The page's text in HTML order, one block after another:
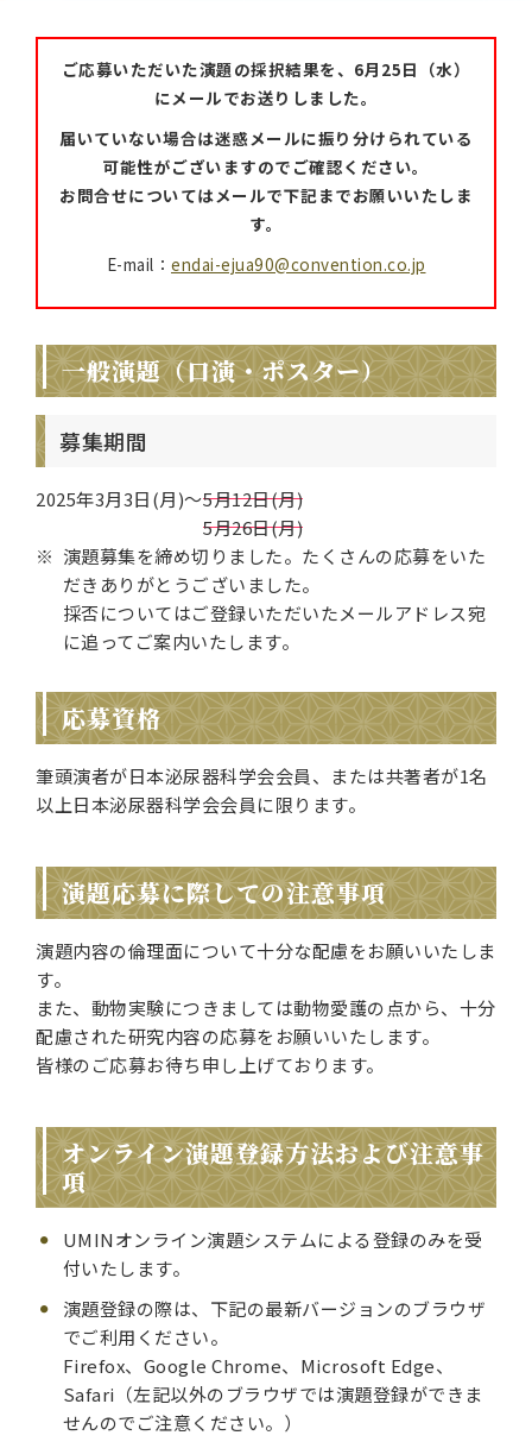
ご応募いただいた演題の採択結果を、6月25日（水）
にメールでお送りしました。
届いていない場合は迷惑メールに振り分けられている
可能性がございますのでご確認ください。
お問合せについてはメールで下記までお願いいたしま
す。
E-mail： endai-ejua90@convention.co.jp
一般演題（口演・ポスター）
募集期間
2025年3月3日(月)～5月12日(月)
5月26日(月)
演題募集を締め切りました。たくさんの応募をいた
だきありがとうございました。
採否についてはご登録いただいたメールアドレス宛
に追ってご案内いたします。
応募資格
筆頭演者が日本泌尿器科学会会員、または共著者が1名
以上日本泌尿器科学会会員に限ります。
演題応募に際しての注意事項
演題内容の倫理面について十分な配慮をお願いいたしま
す。
また、動物実験につきましては動物愛護の点から、十分
配慮された研究内容の応募をお願いいたします。
皆様のご応募お待ち申し上げております。
オンライン演題登録方法および注意事
項
UMINオンライン演題システムによる登録のみを受
付いたします。
演題登録の際は、下記の最新バージョンのブラウザ
でご利用ください。
Firefox、Google Chrome、Microsoft Edge、
Safari（左記以外のブラウザでは演題登録ができま
せんのでご注意ください。）